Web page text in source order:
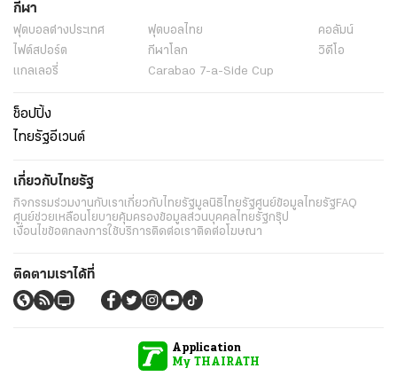
กีฬา
ฟุตบอลต่่างประเทศ ฟุตบอลไทย
คอลัมน์
ไฟต์สปอร์ต
กีฬาโลก
วิดีโอ
แกลเลอรี่
Carabao 7-a-Side Cup
ช็อปปิ้ง
ไทยรัฐอีเวนต์
เกี่ยวกับไทยรัฐ
กิจกรรมร่วมงานกับเราเกี่ยวกับไทยรัฐมูลนิธิไทยรัฐศูนย์ข้อมูลไทยรัฐ FAQ
ศูนย์ช่วยเหลือนโยบายคุ้มครองข้อมูลส่วนบุคคลไทยรัฐกรุ๊ป
เงื่อนไขข้อตกลงการใช้บริการติดต่อเราติดต่อโฆษณา
ติดตามเราได้ที่
Application
My THAIRATH